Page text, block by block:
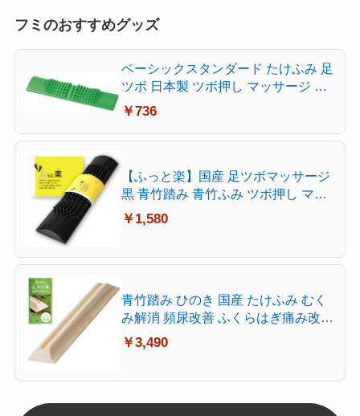
フミのおすすめグッズ
ベーシックスタンダード たけふみ 足
ツボ 日本製 ツボ押し マッサージ マ
ット 健康グッズ 竹踏み 足つぼ おし
￥736
【ふっと楽】国産 足ツボマッサージ
黒 青竹踏み 青竹ふみ ツボ押し マッ
ト 竹踏み 竹ふみ たけふみ 足つぼマ
ット おしゃれ 足裏刺激 足踏み 足ツ
￥1,580
青竹踏み ひのき 国産 たけふみ むく
み解消 頻尿改善 ふくらはぎ痛み改善
疲労回復 冷え性対策 立ち仕事対策
偏平足 足つぼマッサージ フットケア
ージ ギフト用箱 40㎝×3㎝×8㎝
￥3,490